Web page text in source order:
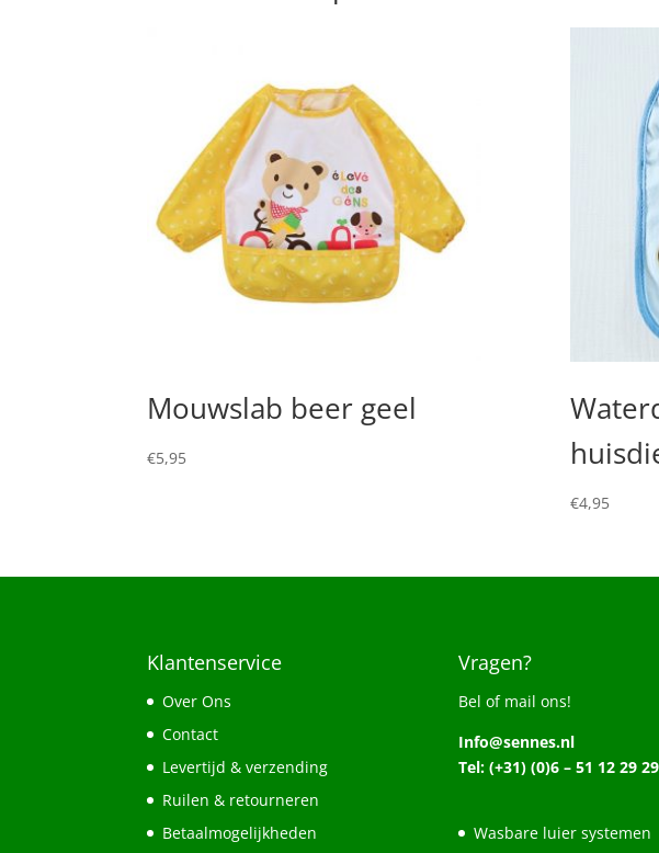
Mouwslab beer geel
€5,95
€4,95
Klantenservice
Over Ons
Contact
Levertijd & verzending
Ruilen & retourneren
Betaalmogelijkheden
Vragen?
Bel of mail ons!
Info@sennes.nl
Tel: (+31) (0)6 – 51 12 29 29
Wasbare luier systemen